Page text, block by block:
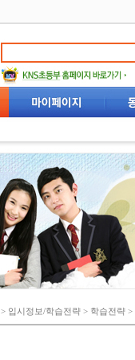
입시정보/학습전략 > 학습전략 >